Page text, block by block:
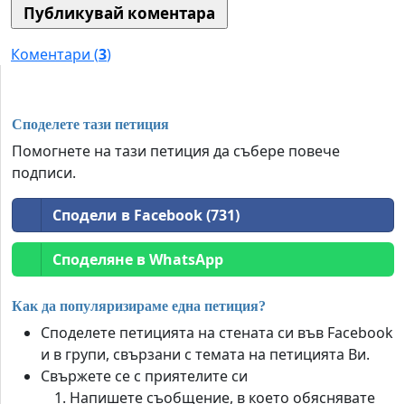
Коментари (3)
Споделете тази петиция
Помогнете на тази петиция да събере повече
подписи.
Сподели в Facebook (731)
Споделяне в WhatsApp
Как да популяризираме една петиция?
Споделете петицията на стената си във Facebook
и в групи, свързани с темата на петицията Ви.
Свържете се с приятелите си
Напишете съобщение, в което обяснявате